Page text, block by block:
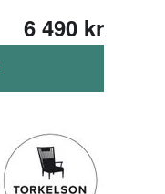
6 490 kr